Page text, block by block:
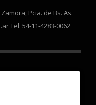
Pcia. de Bs. As.
Tel: 54-11-4283-0062